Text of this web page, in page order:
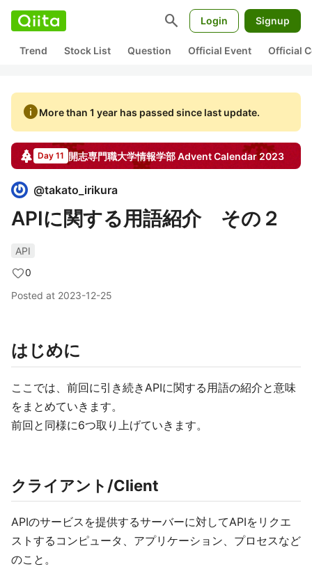
search Login Signup
Trend Stock List Question Official Event Official
infoMore than 1 year has passed since last update.
Day 11 開志専門職大学情報学部Advent Calendar 2023
@takato_irikura
APIに関する用語紹介 その２
API
0
Posted at 2023-12-25
はじめに
ここでは、前回に引き続きAPIに関する用語の紹介と意味
をまとめていきます。
前回と同様に6つ取り上げていきます。
クライアント/Client
APIのサービスを提供するサーバーに対してAPIをリクエ
ストするコンピュータ、アプリケーション、プロセスなど
のこと。